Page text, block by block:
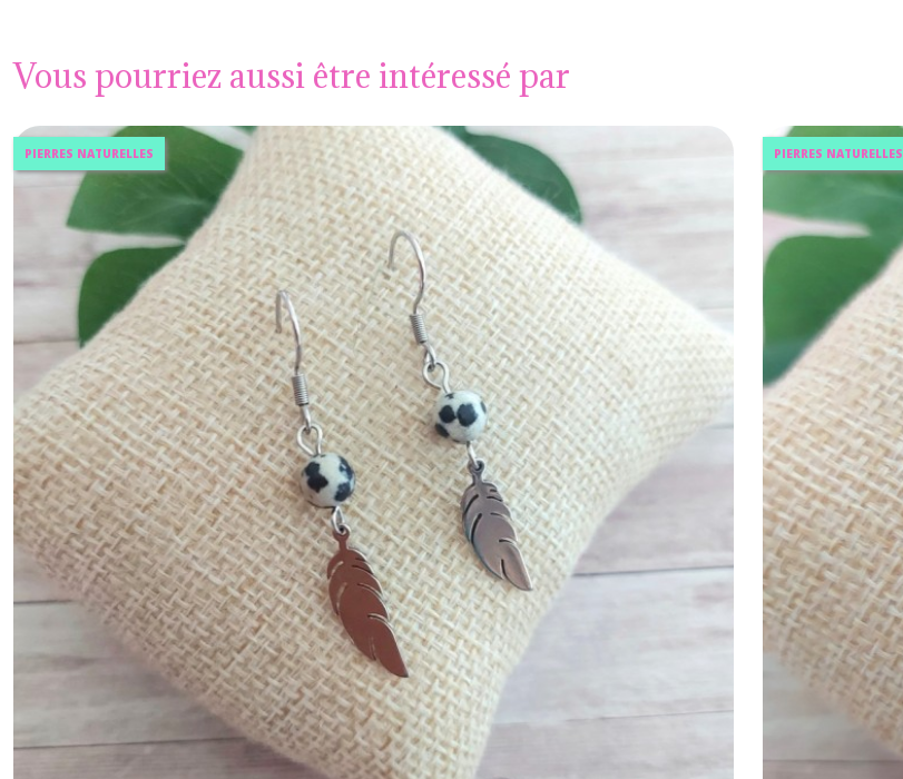
Vous pourriez aussi être intéressé par
PIERRES NATURELLES PIERRES NATURELLES